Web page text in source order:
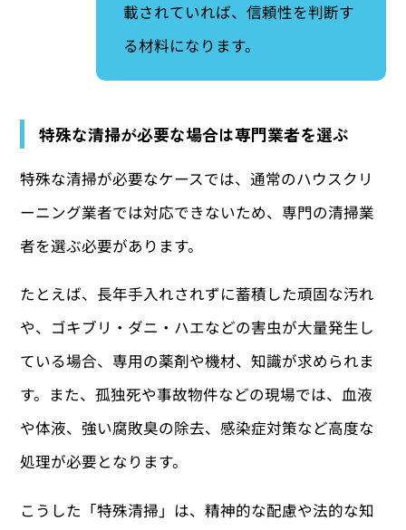
載されていれば、信頼性を判断す
る材料になります。
特殊な清掃が必要な場合は専門業者を選ぶ
特殊な清掃が必要なケースでは、通常のハウスクリ
ーニング業者では対応できないため、専門の清掃業
者を選ぶ必要があります。
たとえば、長年手入れされずに蓄積した頑固な汚れ
や、ゴキブリ・ダニ・ハエなどの害虫が大量発生し
ている場合、専用の薬剤や機材、知識が求められま
す。また、孤独死や事故物件などの現場では、血液
や体液、強い腐敗臭の除去、感染症対策など高度な
処理が必要となります。
こうした「特殊清掃」は、精神的な配慮や法的な知